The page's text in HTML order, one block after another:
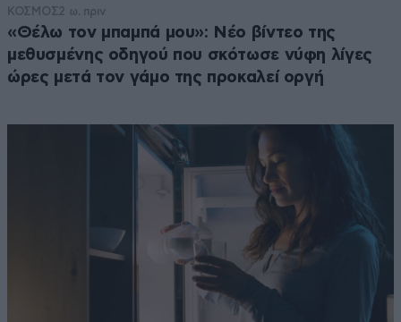
ΚΟΣΜΟΣ2 ω. πριν
«Θέλω τον μπαμπά μου»: Νέο βίντεο της
μεθυσμένης οδηγού που σκότωσε νύφη λίγες
ώρες μετά τον γάμο της προκαλεί οργή